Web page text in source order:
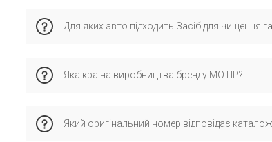
Для яких авто підходить Засіб для чищення
Яка країна виробництва бренду MOTIP?
перевірену сумісність з оригінальними деталями.
Який оригінальний номер відповідає